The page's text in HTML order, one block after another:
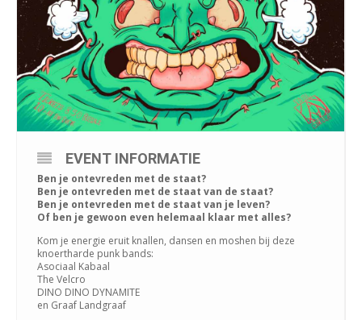
EVENT INFORMATIE
Ben je ontevreden met de staat?
Ben je ontevreden met de staat van de staat?
Ben je ontevreden met de staat van je leven?
Of ben je gewoon even helemaal klaar met alles?
Kom je energie eruit knallen, dansen en moshen bij deze
knoertharde punk bands:
Asociaal Kabaal
The Velcro
DINO DINO DYNAMITE
en Graaf Landgraaf